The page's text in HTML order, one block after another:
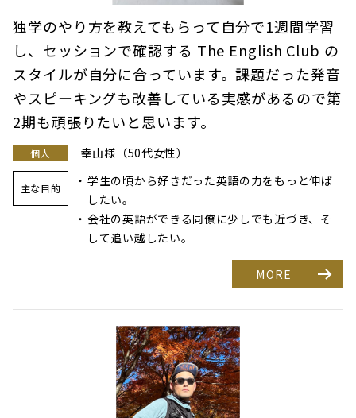
独学のやり方を教えてもらって自分で1週間学習
し、セッションで確認する The English Club の
スタイルが自分に合っています。課題だった発音
やスピーキングも改善している実感があるので第
2期も頑張りたいと思います。
個人 幸山様（50代女性）
主な目的
学生の頃から好きだった英語の力をもっと伸ば
したい。
会社の英語ができる同僚に少しでも近づき、そ
して追い越したい。
MORE